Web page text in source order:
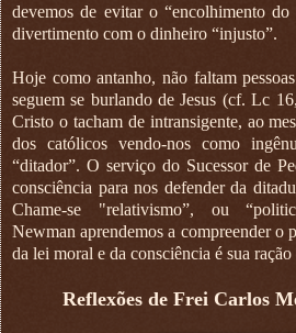
devemos de evitar o “encolhimento do
divertimento com o dinheiro “injusto”.
Hoje como antanho, não faltam
seguem se burlando de Jesus (cf. Lc
Cristo o tacham de intransigente, ao
dos católicos vendo-nos como
“ditador”. O serviço do Sucessor de
consciência para nos defender da
Chame-se "relativismo”, ou
Newman aprendemos a compreender o
da lei moral e da consciência é sua
Reflexões de Frei Carlos